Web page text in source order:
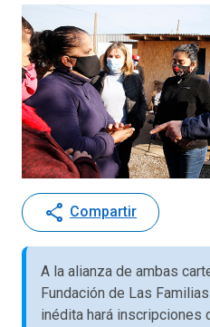
share Compartir
A la alianza de ambas
Fundación de Las
inédita hará inscripciones